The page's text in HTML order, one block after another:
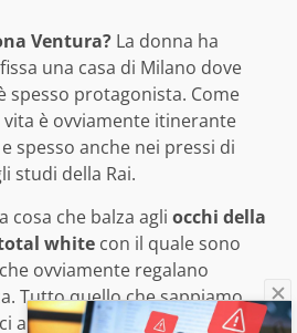
Ventura? La donna ha
una casa di Milano dove
spesso protagonista. Come
è ovviamente itinerante
spesso anche nei pressi di
studi della Rai.
cosa che balza agli occhi della
white con il quale sono
ovviamente regalano
Tutto quello che sappiamo
arriva principalmente dai